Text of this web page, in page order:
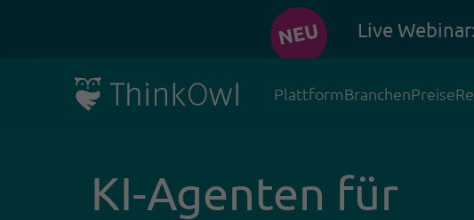
Live
PlattformBranchenPreise
KI-Agenten für